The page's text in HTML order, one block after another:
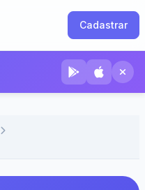
Cadastrar